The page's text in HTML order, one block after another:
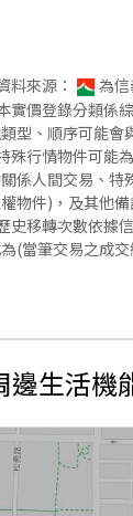
料來源： 為
實價登錄分類係
型、順序可能會
殊行情物件可能
係人間交易、特
物件)，及其他
史移轉次數依據
(當筆交易之成
邊生活機